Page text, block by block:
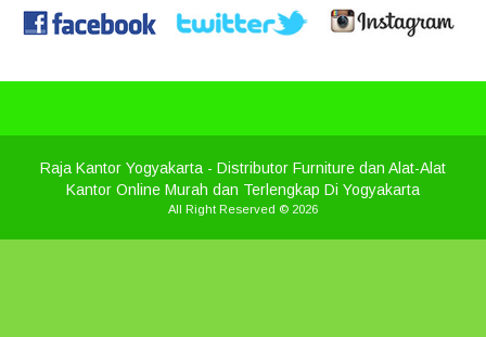
Raja Kantor Yogyakarta - Distributor Furniture dan Alat-Alat
Kantor Online Murah dan Terlengkap Di Yogyakarta
All Right Reserved © 2026